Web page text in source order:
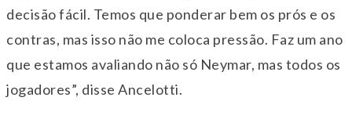
decisão fácil. Temos que ponderar bem os prós e os
contras, mas isso não me coloca pressão. Faz um ano
que estamos avaliando não só Neymar, mas todos os
jogadores”, disse Ancelotti.